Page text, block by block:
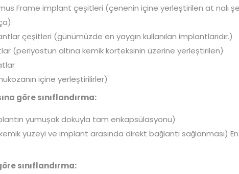
Frame implant çeşitleri (çenenin içine yerleştirilen at nalı
çeşitleri (günümüzde en yaygın kullanılan implantlarıdır.)
(periyostun altına kemik korteksinin üzerine yerleştirilen)
içine yerleştirilirler)
göre sınıflandırma:
yumuşak dokuyla tam enkapsülasyonu)
yüzeyi ve implant arasında direkt bağlantı sağlanması) En
sınıflandırma: